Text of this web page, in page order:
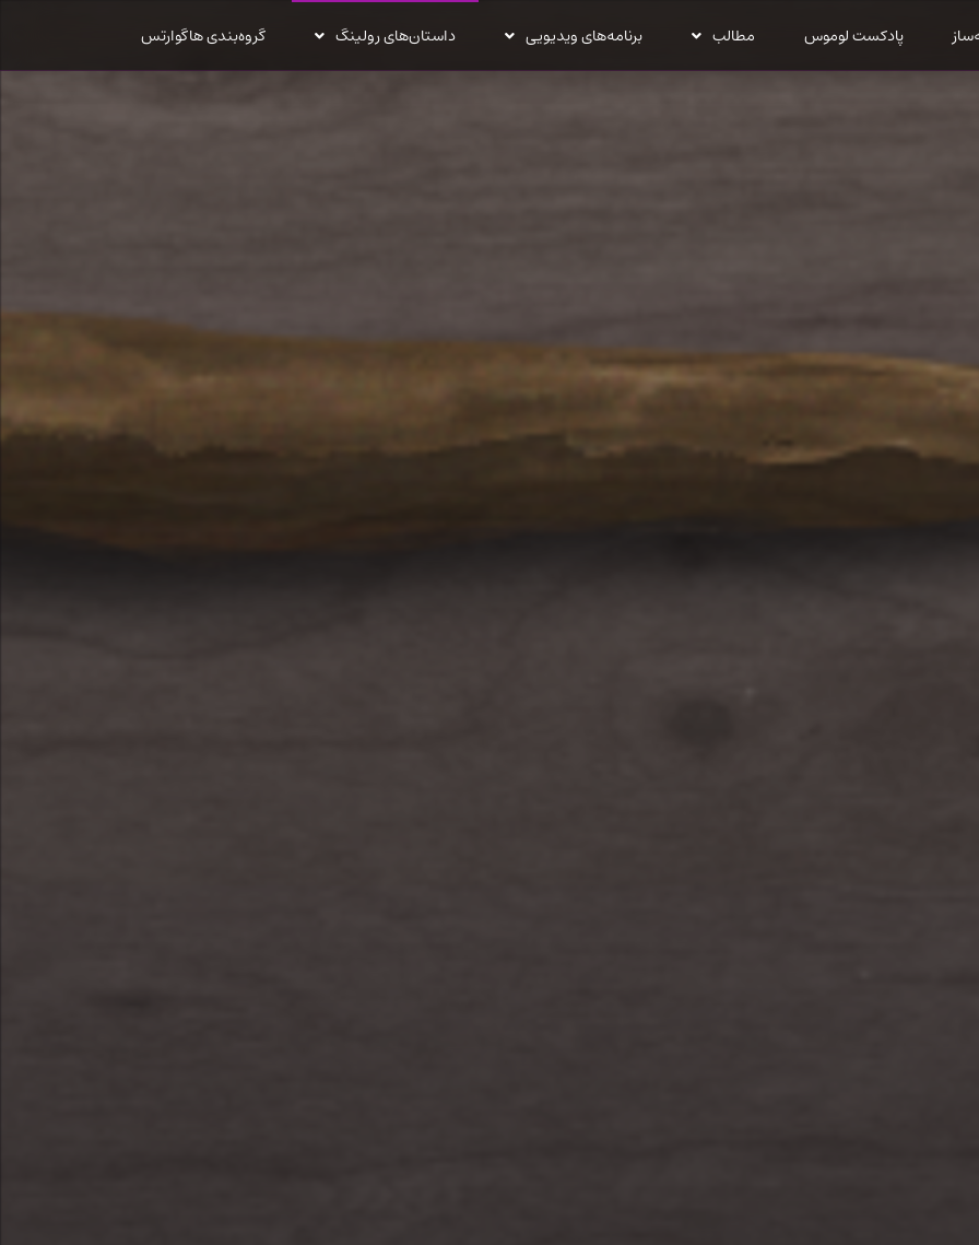
پادکست لوموس مطالب برنامه‌های ویدیویی داستان‌های رولینگ گروه‌بندی هاگوارتس